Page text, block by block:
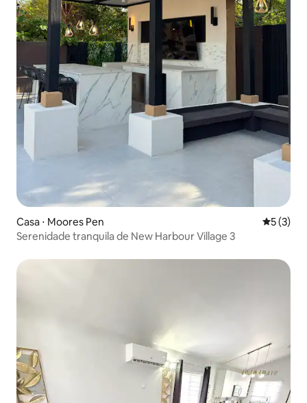
Casa ⋅ Moores Pen 5 de
5 (3)
Serenidade tranquila de New Harbour Village 3